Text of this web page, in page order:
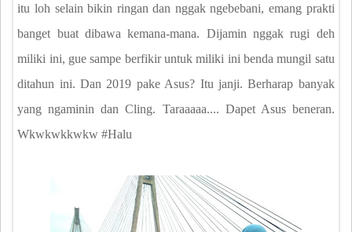
itu loh selain bikin ringan dan nggak ngebebani, emang prakti
banget buat dibawa kemana-mana. Dijamin nggak rugi deh
miliki ini, gue sampe berfikir untuk miliki ini benda mungil satu
ditahun ini. Dan 2019 pake Asus? Itu janji. Berharap banyak
yang ngaminin dan Cling. Taraaaaa.... Dapet Asus beneran.
Wkwkwkkwkw #Halu